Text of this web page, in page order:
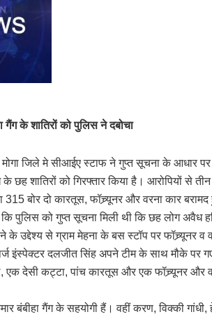
के शातिरों को पुलिस ने दबोचा
मोगा जिले मे सीआईए स्टाफ ने गुप्त सूचना के आधार
छह शातिरों को गिरफ्तार किया है। आरोपियों से
बोर दो कारतूस, फॉच्र्यूनर और वरना कार बरामद
पुलिस को गुप्त सूचना मिली थी कि छह लोग अवैध
उद्देश्य से ग्राम मेहना के बस स्टॉप पर फॉच्र्यूनर व
इंस्पेक्टर दलजीत सिंह अपने टीम के साथ मौके पर
एक देसी कट्टा, पांच कारतूस और एक फॉच्र्यूनर और
बंबीहा गैंग के सहयोगी हैं। वहीं करण, विक्की गांधी,